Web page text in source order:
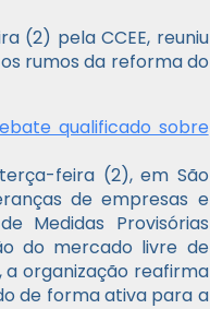
(2) pela CCEE, reuniu
rumos da reforma do
qualificado sobre
feira (2), em São
de empresas e
Medidas Provisórias
do mercado livre de
organização reafirma
de forma ativa para a